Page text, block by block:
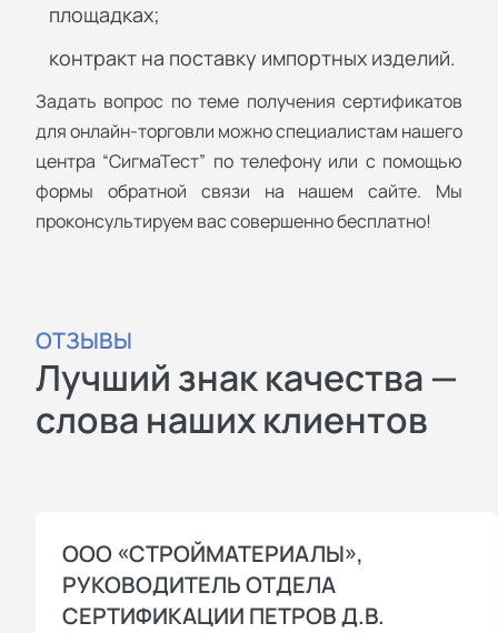
площадках;
контракт на поставку импортных изделий.
Задать вопрос по теме получения сертификатов
для онлайн-торговли можно специалистам нашего
центра “СигмаТест” по телефону или с помощью
формы обратной связи на нашем сайте. Мы
проконсультируем вас совершенно бесплатно!
ОТЗЫВЫ
Лучший знак качества —
слова наших клиентов
ООО «СТРОЙМАТЕРИАЛЫ»,
РУКОВОДИТЕЛЬ ОТДЕЛА
СЕРТИФИКАЦИИ ПЕТРОВ Д.В.